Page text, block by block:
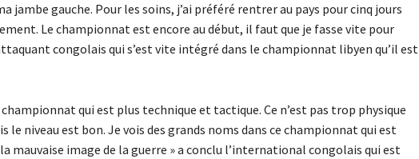
jambe gauche. Pour les soins, j’ai préféré rentrer au pays pour cinq jours
Le championnat est encore au début, il faut que je fasse vite pour
congolais qui s’est vite intégré dans le championnat libyen qu’il est
qui est plus technique et tactique. Ce n’est pas trop physique
le niveau est bon. Je vois des grands noms dans ce championnat qui est
mauvaise image de la guerre » a conclu l’international congolais qui est